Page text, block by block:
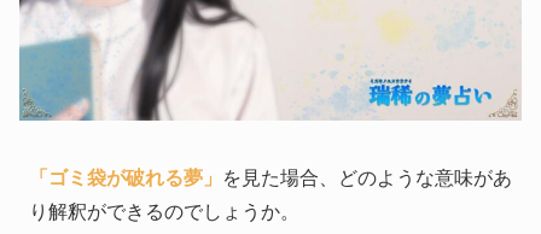
「ゴミ袋が破れる夢」
を見た場合、どのような意味があ
り解釈ができるのでしょうか。